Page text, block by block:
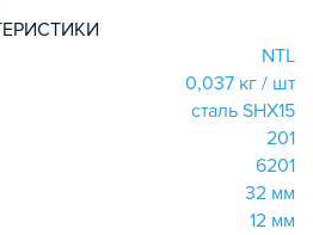
NTL
0,037 кг / шт
сталь SHX15
201
6201
32 мм
12 мм